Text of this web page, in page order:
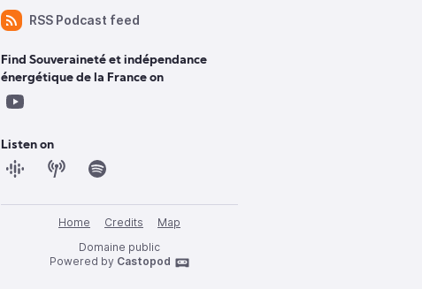
RSS Podcast feed
Find Souveraineté et indépendance
énergétique de la France on
Listen on
Home Credits
Map
Domaine public
Powered by Castopod